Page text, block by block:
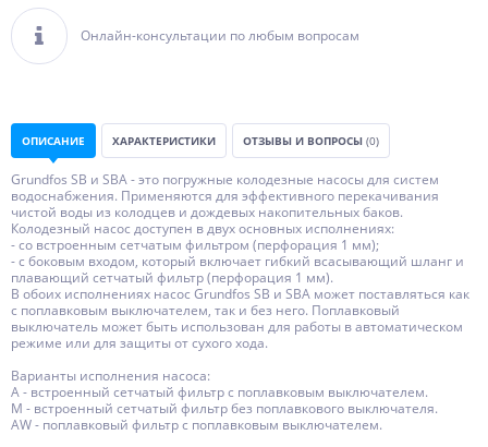
Онлайн-консультации по любым вопросам
ОПИСАНИЕ ХАРАКТЕРИСТИКИ ОТЗЫВЫ И ВОПРОСЫ (0)
Grundfos SB и SBA - это погружные колодезные насосы для систем
водоснабжения. Применяются для эффективного перекачивания
чистой воды из колодцев и дождевых накопительных баков.
Колодезный насос доступен в двух основных исполнениях:
- со встроенным сетчатым фильтром (перфорация 1 мм);
- с боковым входом, который включает гибкий всасывающий шланг и
плавающий сетчатый фильтр (перфорация 1 мм).
В обоих исполнениях насос Grundfos SB и SBA может поставляться как
с поплавковым выключателем, так и без него. Поплавковый
выключатель может быть использован для работы в автоматическом
режиме или для защиты от сухого хода.
Варианты исполнения насоса:
А - встроенный сетчатый фильтр с поплавковым выключателем.
М - встроенный сетчатый фильтр без поплавкового выключателя.
AW - поплавковый фильтр с поплавковым выключателем.